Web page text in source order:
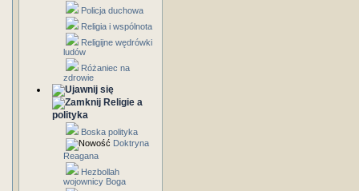
Policja duchowa
Religia i wspólnota
Religijne wędrówki
ludów
Różaniec na
zdrowie
Religie a
polityka
Boska polityka
Doktryna
Reagana
Hezbollah
wojownicy Boga